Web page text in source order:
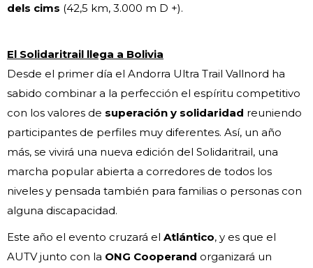
dels cims (42,5 km, 3.000 m D +).
El Solidaritrail llega a Bolivia
Desde el primer día el Andorra Ultra Trail Vallnord ha
sabido combinar a la perfección el espíritu competitivo
con los valores de superación y solidaridad reuniendo
participantes de perfiles muy diferentes. Así, un año
más, se vivirá una nueva edición del Solidaritrail, una
marcha popular abierta a corredores de todos los
niveles y pensada también para familias o personas con
alguna discapacidad.
Este año el evento cruzará el Atlántico, y es que el
AUTV junto con la ONG Cooperand organizará un